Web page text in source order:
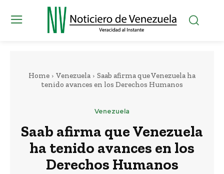
Home Venezuela
Saab afirma que Venezuela ha
tenido avances en los Derechos Humanos
Venezuela
Saab afirma que Venezuela
ha tenido avances en los
Derechos Humanos